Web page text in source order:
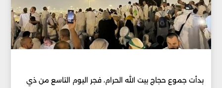
بدأت جموع حجاج بيت الله الحرام، فجر اليوم التاسع من ذي